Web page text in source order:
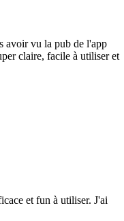
avoir vu la pub de l'app
claire, facile à utiliser et
et fun à utiliser. J'ai